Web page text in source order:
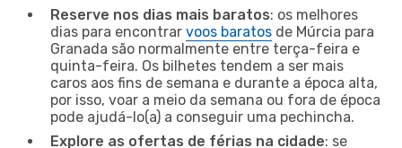
Reserve nos dias mais baratos: os melhores
dias para encontrar voos baratos de Múrcia para
Granada são normalmente entre terça-feira e
quinta-feira. Os bilhetes tendem a ser mais
caros aos fins de semana e durante a época alta,
por isso, voar a meio da semana ou fora de época
pode ajudá-lo(a) a conseguir uma pechincha.
Explore as ofertas de férias na cidade: se